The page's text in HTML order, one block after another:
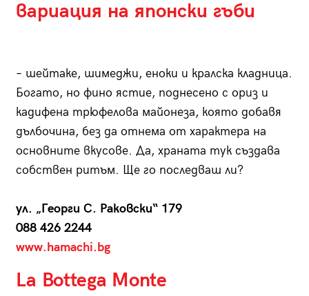
вариация на японски гъби
– шейтаке, шимеджи, еноки и кралска кладница.
Богато, но фино ястие, поднесено с ориз и
кадифена трюфелова майонеза, която добавя
дълбочина, без да отнема от характера на
основните вкусове. Да, храната тук създава
собствен ритъм. Ще го последваш ли?
ул. „Георги С. Раковски“ 179
088 426 2244
www.hamachi.bg
La Bottega Monte